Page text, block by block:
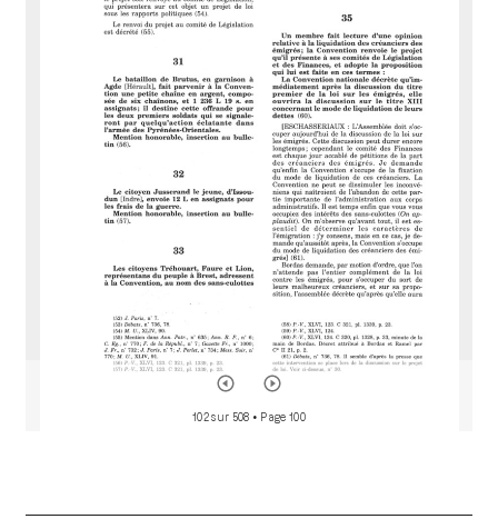
102 sur 508 • Page 100